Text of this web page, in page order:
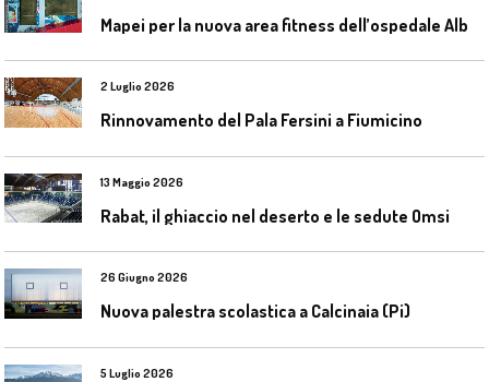
2 Luglio 2026
Rinnovamento del Pala Fersini a Fiumicino
13 Maggio 2026
Rabat, il ghiaccio nel deserto e le sedute Omsi
26 Giugno 2026
Nuova palestra scolastica a Calcinaia (Pi)
5 Luglio 2026